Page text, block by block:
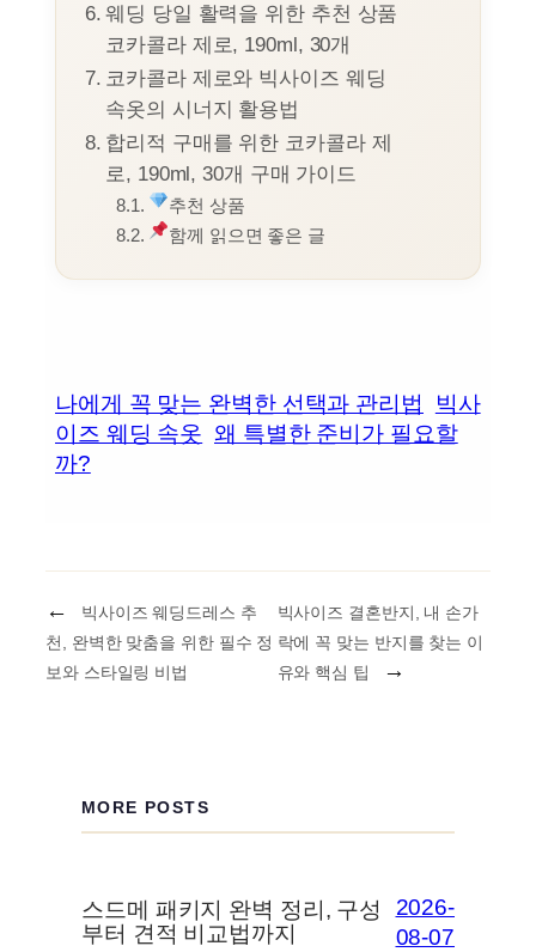
웨딩 당일 활력을 위한 추천 상품
코카콜라 제로, 190ml, 30개
코카콜라 제로와 빅사이즈 웨딩
속옷의 시너지 활용법
합리적 구매를 위한 코카콜라 제
로, 190ml, 30개 구매 가이드
추천 상품
함께 읽으면 좋은 글
나에게 꼭 맞는 완벽한 선택과 관리법
빅사
이즈 웨딩 속옷 왜 특별한 준비가 필요할
까?
←
빅사이즈 웨딩드레스 추
천, 완벽한 맞춤을 위한 필수 정
보와 스타일링 비법
빅사이즈 결혼반지, 내 손가
락에 꼭 맞는 반지를 찾는 이
유와 핵심 팁
→
MORE POSTS
스드메 패키지 완벽 정리, 구성
부터 견적 비교법까지
2026-
08-07